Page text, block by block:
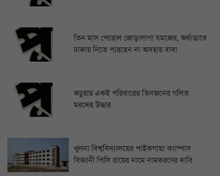
তিন মাস পেরোল জোড়ালাগা যমজের, অর্থাভাবে
ঢাকায় নিতে পারছেন না অসহায় বাবা
কচুয়ায় একই পরিবারের তিনজনের গলিত
মরদেহ উদ্ধার
খুলনা বিশ্ববিদ্যালয়ের পাইকগাছা ক্যাম্পাস
বিজ্ঞানী পিসি রায়ের নামে নামকরণের দাবি